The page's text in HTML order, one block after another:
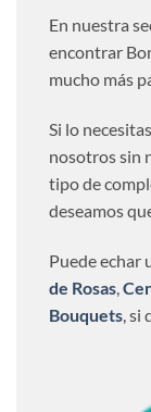
En nuestra
encontrar
mucho más
Si lo
nosotros sin
tipo de
deseamos
Puede echar
de Rosas
Bouquets ,